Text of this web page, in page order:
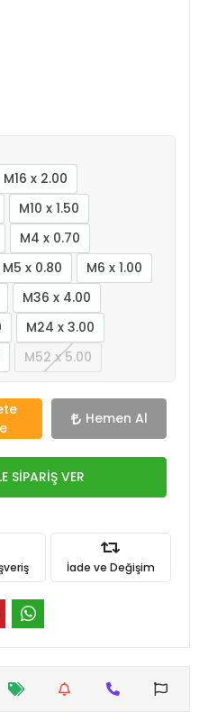
M16 x 2.00
M10 x 1.50
M4 x 0.70
M5 x 0.80
M6 x 1.00
M36 x 4.00
M24 x 3.00
M52 x 5.00
Hemen Al
SİPARİŞ VER
İade ve Değişim